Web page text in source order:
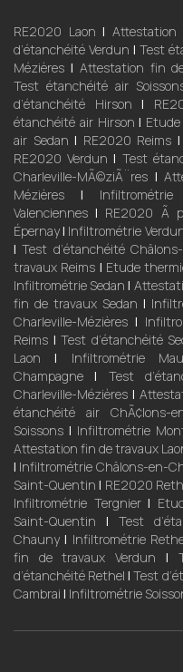
RE2020 Laon | Attestation
d’étanchéité Verdun | Test
Mézières | Attestation fin
Test étanchéité air
d’étanchéité Hirson |
étanchéité air Hirson |
air Sedan | RE2020 Reims
RE2020 Verdun | Test
Charleville-MÃ©ziÃ¨res |
Mézières | Infiltrométrie
Valenciennes | RE2020 Ã
Épernay| Infiltrométrie
|Test d’étanchéité
travaux Reims | Etude
Infiltrométrie Sedan |
fin de travaux Sedan |
Charleville-Mézières |
Reims |Test d’étanchéité
Laon | Infiltrométrie
Champagne | Test
Charleville-Mézières |
étanchéité air ChÃ¢lons-
Soissons | Infiltrométrie
Attestation fin de travaux
| Infiltrométrie Châlons-en-
Saint-Quentin | RE2020
Infiltrométrie Tergnier|
Saint-Quentin | Test
Chauny| Infiltrométrie
fin de travaux Verdun |
d’étanchéité Rethel |Test
Cambrai | Infiltrométrie